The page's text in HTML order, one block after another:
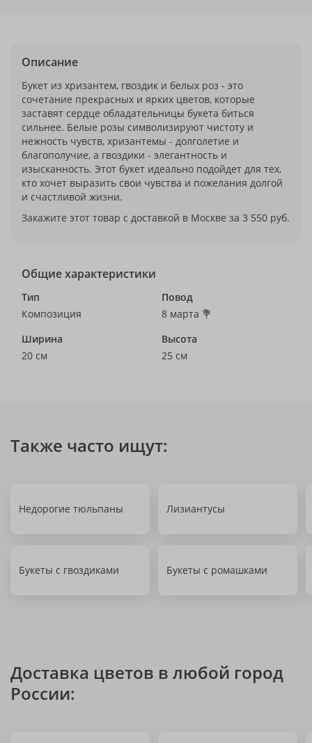
Описание
Букет из хризантем, гвоздик и белых роз - это
сочетание прекрасных и ярких цветов, которые
заставят сердце обладательницы букета биться
сильнее. Белые розы символизируют чистоту и
нежность чувств, хризантемы - долголетие и
благополучие, а гвоздики - элегантность и
изысканность. Этот букет идеально подойдет для тех,
кто хочет выразить свои чувства и пожелания долгой
и счастливой жизни.
Закажите этот товар с доставкой в Москве за 3 550 руб.
Общие характеристики
Тип
Композиция
Повод
8 марта 💐
Ширина
20 см
Высота
25 см
Также часто ищут:
Недорогие тюльпаны Лизиантусы
Букеты с гвоздиками Букеты с ромашками
Доставка цветов в любой город
России: